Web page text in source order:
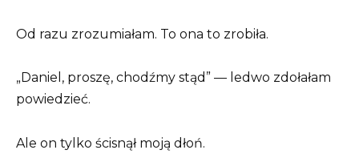
Od razu zrozumiałam. To ona to zrobiła.
„Daniel, proszę, chodźmy stąd” — ledwo zdołałam
powiedzieć.
Ale on tylko ścisnął moją dłoń.